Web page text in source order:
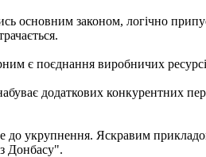
основним законом, логічно
є поєднання виробничих
додаткових конкурентних
до укрупнення. Яскравим
Донбасу".